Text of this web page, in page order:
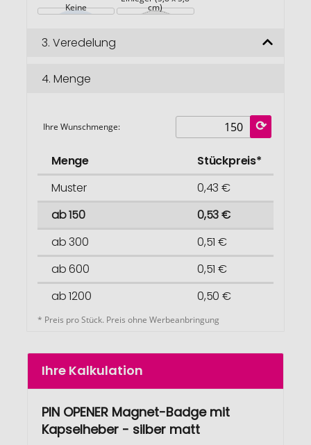
Keine cm)
3. Veredelung
4. Menge
Ihre Wunschmenge:
Menge
Stückpreis*
Muster
0,43 €
ab 150
0,53 €
ab 300
0,51 €
ab 600
0,51 €
ab 1200
0,50 €
* Preis pro Stück. Preis ohne Werbeanbringung
Ihre Kalkulation
PIN OPENER Magnet-Badge mit
Kapselheber - silber matt